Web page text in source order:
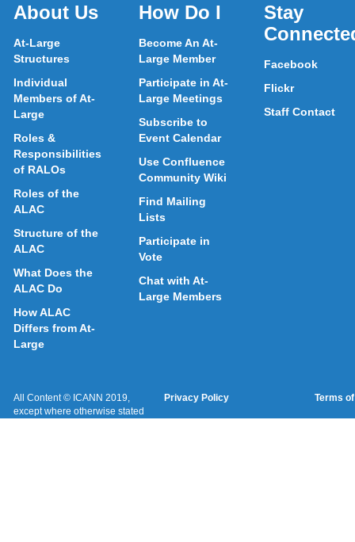
About Us
At-Large
Structures
Individual
Members of At-
Large
Roles &
Responsibilities
of RALOs
Roles of the
ALAC
Structure of the
ALAC
What Does the
ALAC Do
How ALAC
Differs from At-
Large
How Do I
Become An At-
Large Member
Participate in At-
Large Meetings
Subscribe to
Event Calendar
Use Confluence
Community Wiki
Find Mailing
Lists
Participate in
Vote
Chat with At-
Large Members
Stay
Facebook
Flickr
Staff Contact
All Content © ICANN 2019,
except where otherwise stated
Privacy Policy Terms